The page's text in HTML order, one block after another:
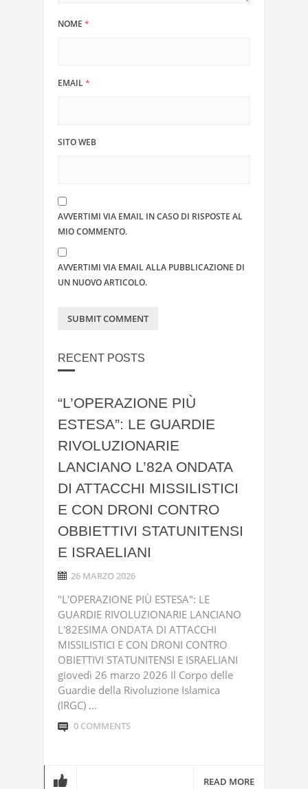
NOME *
EMAIL*
SITO WEB
AVVERTIMI VIA EMAIL IN CASO DI RISPOSTE AL
MIO COMMENTO.
AVVERTIMI VIA EMAIL ALLA PUBBLICAZIONE DI
UN NUOVO ARTICOLO.
RECENT POSTS
“L’OPERAZIONE PIÙ
ESTESA”: LE GUARDIE
RIVOLUZIONARIE
LANCIANO L’82A ONDATA
DI ATTACCHI MISSILISTICI
E CON DRONI CONTRO
OBBIETTIVI STATUNITENSI
E ISRAELIANI
26 MARZO 2026
"L'OPERAZIONE PIÙ ESTESA": LE
GUARDIE RIVOLUZIONARIE LANCIANO
L'82ESIMA ONDATA DI ATTACCHI
MISSILISTICI E CON DRONI CONTRO
OBIETTIVI STATUNITENSI E ISRAELIANI
giovedì 26 marzo 2026 Il Corpo delle
Guardie della Rivoluzione Islamica
(IRGC) ...
0 COMMENTS
READ MORE